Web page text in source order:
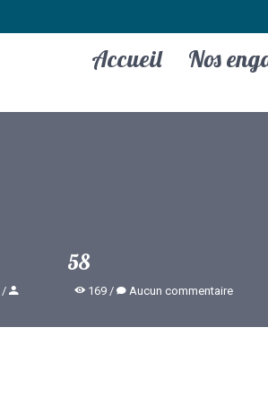
Accueil Nos
58
169 Aucun commentaire